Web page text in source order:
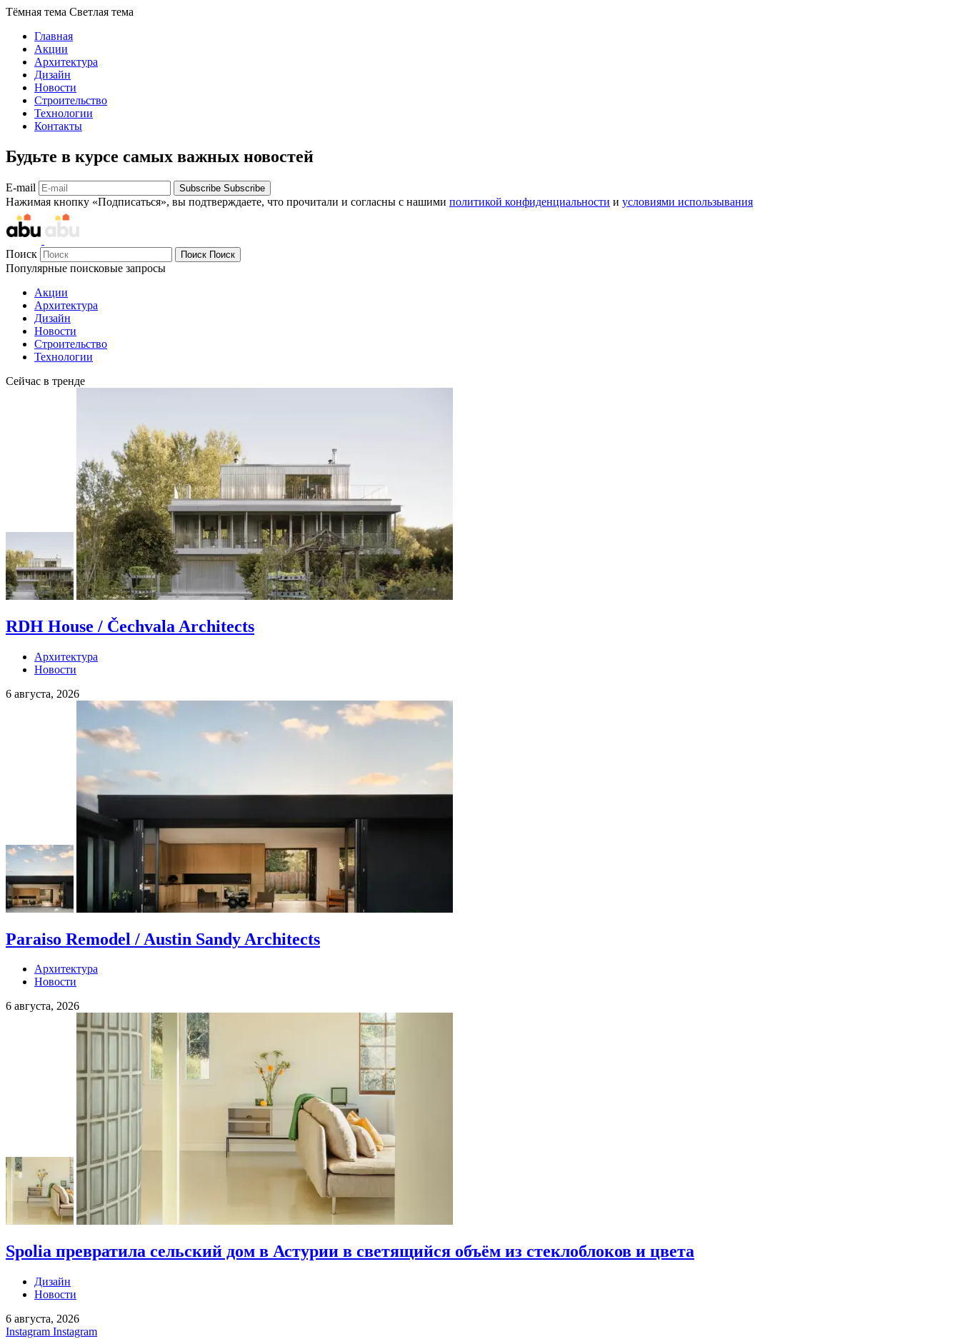
Тёмная тема Светлая тема
Главная
Акции
Архитектура
Дизайн
Новости
Строительство
Технологии
Контакты
Будьте в курсе самых важных новостей
E-mail Subscribe Subscribe
Нажимая кнопку «Подписаться», вы подтверждаете, что прочитали и согласны с нашими политикой конфиденциальности и условиями использывания
Поиск Поиск Поиск
Популярные поисковые запросы
Акции
Архитектура
Дизайн
Новости
Строительство
Технологии
Сейчас в тренде
RDH House / Čechvala Architects
Архитектура
Новости
6 августа, 2026
Paraiso Remodel / Austin Sandy Architects
Архитектура
Новости
6 августа, 2026
Spolia превратила сельский дом в Астурии в светящийся объём из стеклоблоков и цвета
Дизайн
Новости
6 августа, 2026
Instagram Instagram